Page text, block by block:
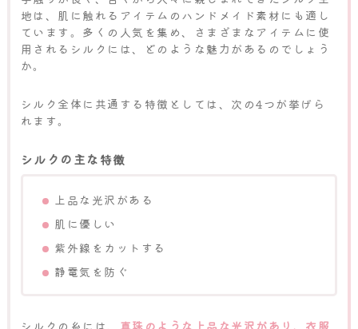
地は、肌に触れるアイテムのハンドメイド素材にも適し
ています。多くの人気を集め、さまざまなアイテムに使
用されるシルクには、どのような魅力があるのでしょう
か。
シルク全体に共通する特徴としては、次の4つが挙げら
れます。
シルクの主な特徴
上品な光沢がある
肌に優しい
紫外線をカットする
静電気を防ぐ